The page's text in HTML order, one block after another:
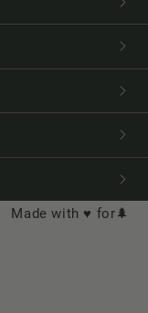
Made with ♥️ for🌲